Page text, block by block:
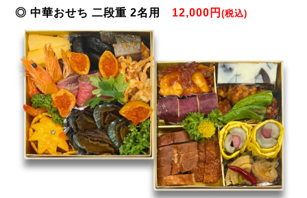
◎ 中華おせち 二段重 2名用 12,000円 (税込)